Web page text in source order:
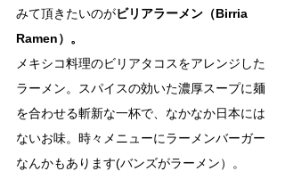
みて頂きたいのがビリアラーメン（Birria
Ramen）。
メキシコ料理のビリアタコスをアレンジした
ラーメン。スパイスの効いた濃厚スープに麺
を合わせる斬新な一杯で、なかなか日本には
ないお味。時々メニューにラーメンバーガー
なんかもあります(バンズがラーメン）。